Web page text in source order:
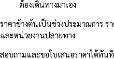
ต้องเดินทางมาเอง
ราคาข้างต้นเป็นช่วงประมาณการ
และหน่วยงานปลายทาง
สอบถามและขอใบเสนอราคาได้ทันที